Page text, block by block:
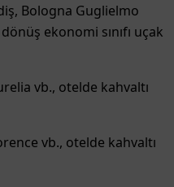
Bologna Guglielmo
ekonomi sınıfı uçak
vb., otelde kahvaltı
vb., otelde kahvaltı